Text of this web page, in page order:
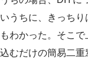
いうちに、きっち
もわかった。そこ
込むだけの簡易二重